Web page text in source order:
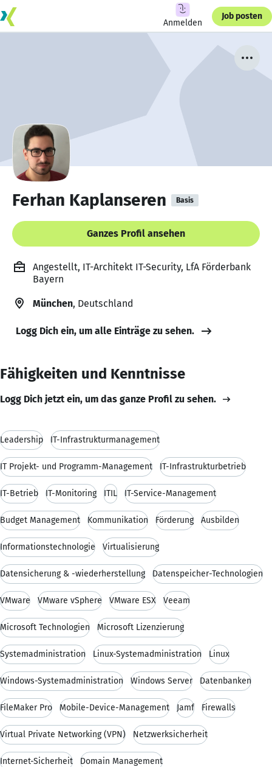
Anmelden
Job posten
Ferhan Kaplanseren Basis
Ganzes Profil ansehen
Angestellt, IT-Architekt IT-Security, LfA Förderbank
Bayern
München, Deutschland
Logg Dich ein, um alle Einträge zu sehen.
Fähigkeiten und Kenntnisse
Logg Dich jetzt ein, um das ganze Profil zu sehen.
Leadership IT-Infrastrukturmanagement
IT Projekt- und Programm-Management IT-Infrastrukturbetrieb
IT-Betrieb IT-Monitoring ITIL IT-Service-Management
Budget Management Kommunikation Förderung Ausbilden
Informationstechnologie Virtualisierung
Datensicherung & -wiederherstellung Datenspeicher-Technologien
VMware VMware vSphere VMware ESX Veeam
Microsoft Technologien Microsoft Lizenzierung
Systemadministration Linux-Systemadministration Linux
Windows-Systemadministration Windows Server Datenbanken
FileMaker Pro Mobile-Device-Management Jamf Firewalls
Virtual Private Networking (VPN) Netzwerksicherheit
Internet-Sicherheit Domain Management